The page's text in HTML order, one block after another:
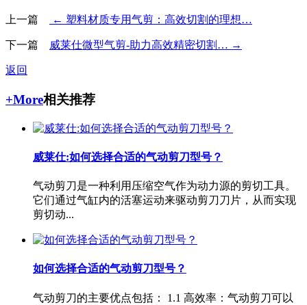
上一篇 ← 塑料材质专用气剪：高效切割的理想…
下一篇 威莱仕微型气剪-助力高效精密切割… →
返回
+More相关推荐
威莱仕:如何选择合适的气动剪刀型号？
气动剪刀是一种利用压缩空气作为动力源的剪切工具。
它们通过气缸内的活塞运动来驱动剪刀刀片，从而实现
剪切动...
如何选择合适的气动剪刀型号？
气动剪刀的主要优点包括： 1.1 高效率：气动剪刀可以